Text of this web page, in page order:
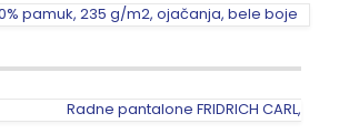
pamuk, 235 g/m2, ojačanja, bele boje
Radne pantalone FRIDRICH CARL,